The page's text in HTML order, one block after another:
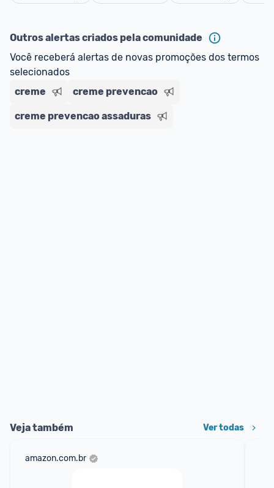
Outros alertas criados pela comunidade
Você receberá alertas de novas promoções dos termos
selecionados
creme
creme prevencao
creme prevencao assaduras
Veja também Ver todas
amazon.com.br